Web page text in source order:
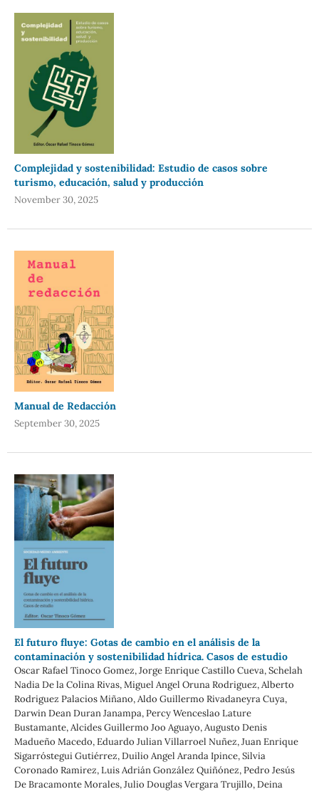
Complejidad y sostenibilidad: Estudio de casos sobre
turismo, educación, salud y producción
November 30, 2025
Manual de Redacción
September 30, 2025
El futuro fluye: Gotas de cambio en el análisis de la
contaminación y sostenibilidad hídrica. Casos de estudio
Oscar Rafael Tinoco Gomez, Jorge Enrique Castillo Cueva, Schelah
Nadia De la Colina Rivas, Miguel Angel Oruna Rodriguez, Alberto
Rodriguez Palacios Miñano, Aldo Guillermo Rivadaneyra Cuya,
Darwin Dean Duran Janampa, Percy Wenceslao Lature
Bustamante, Alcides Guillermo Joo Aguayo, Augusto Denis
Madueño Macedo, Eduardo Julian Villarroel Nuñez, Juan Enrique
Sigarróstegui Gutiérrez, Duilio Angel Aranda Ipince, Silvia
Coronado Ramirez, Luis Adrián González Quiñónez, Pedro Jesús
De Bracamonte Morales, Julio Douglas Vergara Trujillo, Deina